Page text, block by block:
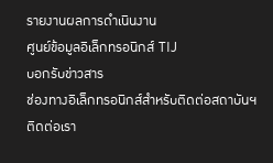
รายงานผลการดำเนินงาน
ศูนย์ข้อมูลอิเล็กทรอนิกส์ TIJ
บอกรับข่าวสาร
ช่องทางอิเล็กทรอนิกส์สำหรับติดต่อสถาบันฯ
ติดต่อเรา